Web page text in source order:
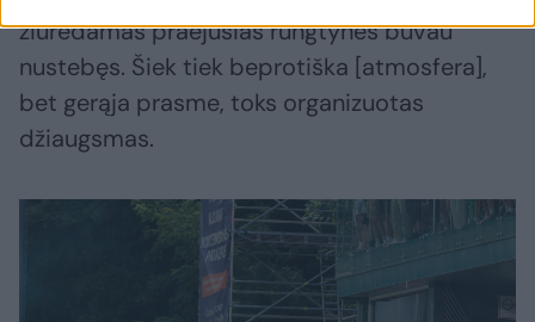
žiūrėdamas praėjusias rungtynes buvau
nustebęs. Šiek tiek beprotiška [atmosfera],
bet gerąja prasme, toks organizuotas
džiaugsmas.